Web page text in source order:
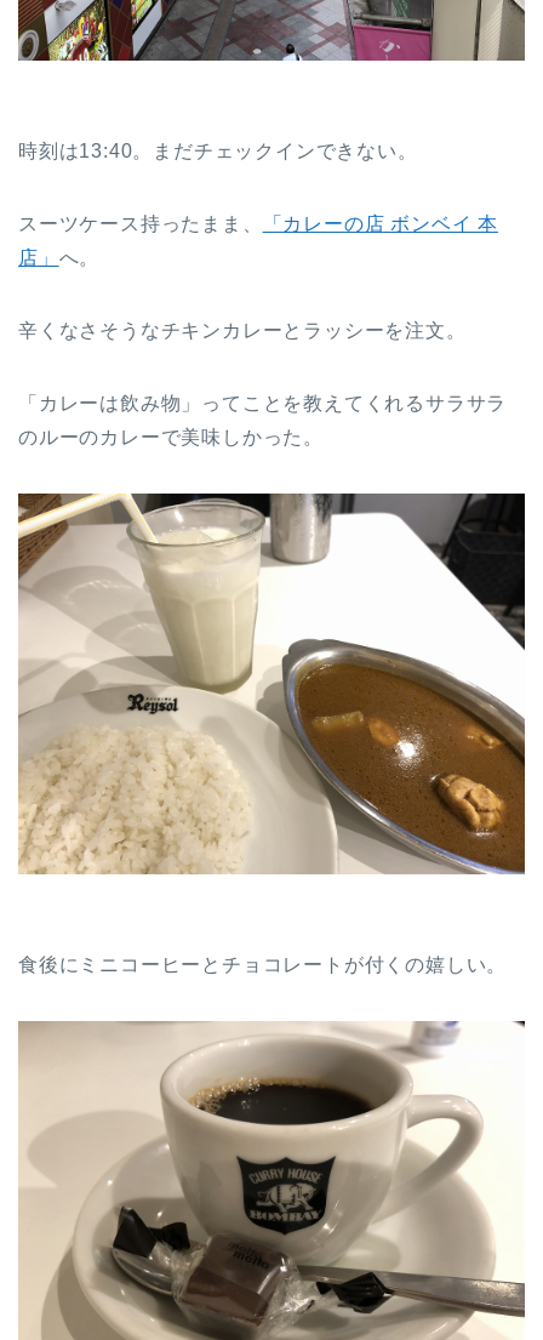
時刻は13:40。まだチェックインできない。
スーツケース持ったまま、
「カレーの店 ボンベイ 本
店」 へ。
辛くなさそうなチキンカレーとラッシーを注文。
「カレーは飲み物」ってことを教えてくれるサラサラ
のルーのカレーで美味しかった。
食後にミニコーヒーとチョコレートが付くの嬉しい。